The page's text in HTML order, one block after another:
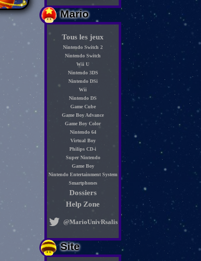
Mario
Tous les jeux
Nintendo Switch 2
Nintendo Switch
Wii U
Nintendo 3DS
Nintendo DSi
Wii
Nintendo DS
Game Cube
Game Boy Advance
Game Boy Color
Nintendo 64
Virtual Boy
Philips CD-i
Super Nintendo
Game Boy
Nintendo Entertainment System
Smartphones
Dossiers
Help Zone
@MarioUnivRsalis
Site